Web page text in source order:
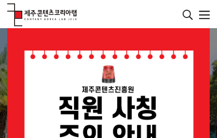
본
문
기
JEJU CONTENT
KOREA LAB
JEMI란?